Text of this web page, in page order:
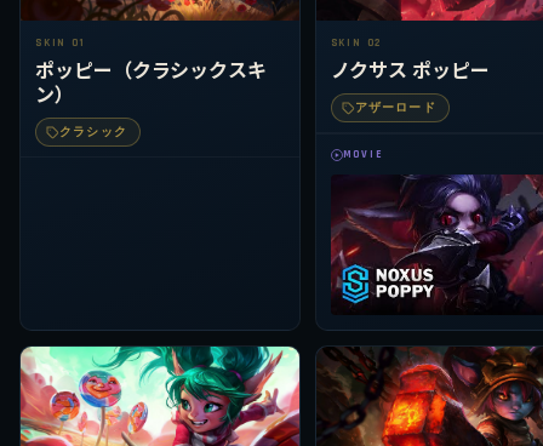
SKIN 01
ポッピー（クラシックスキ
ン）
クラシック
SKIN 02
ノクサス ポッピー
アザーロード
MOVIE